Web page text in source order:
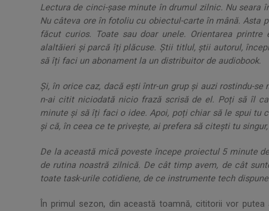
Lectura de cinci-șase minute în drumul zilnic. Nu seara
Nu câteva ore în fotoliu cu obiectul-carte în mână. Asta
făcut curios. Toate sau doar unele. Orientarea
alaltăieri și parcă îți plăcuse. Știi titlul, știi autorul,
să îți faci un abonament la un distribuitor de audiobook.
Și, în orice caz, dacă ești într-un grup și auzi rostindu-
n-ai citit niciodată nicio frază scrisă de el. Poți să îl
minute și să îți faci o idee. Apoi, poți chiar să le spui
și că, în ceea ce te privește, ai prefera să citești tu
De la această mică poveste începe proiectul 5 minute
de rutina noastră zilnică. De cât timp avem, de cât
toate task-urile cotidiene, de ce instrumente tech
În primul sezon, din această toamnă, cititorii vor